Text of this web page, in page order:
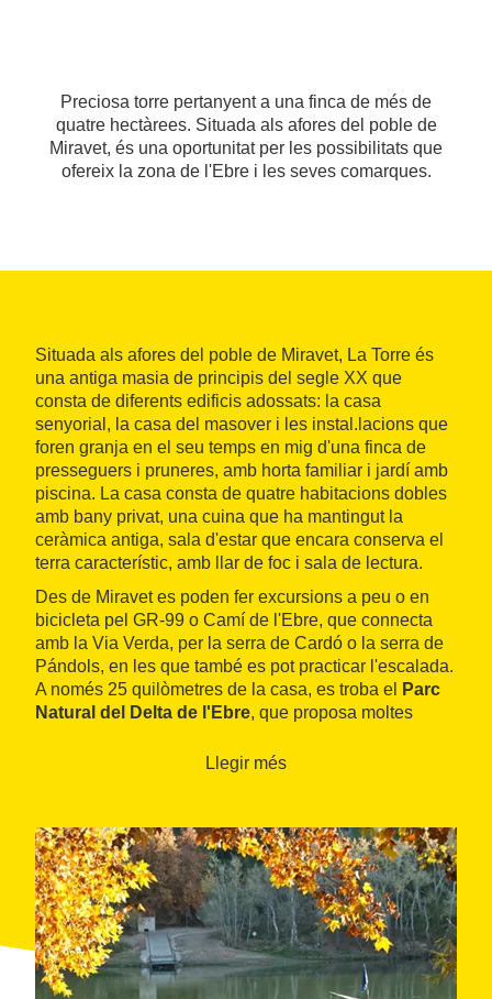
Preciosa torre pertanyent a una finca de més de
quatre hectàrees. Situada als afores del poble de
Miravet, és una oportunitat per les possibilitats que
ofereix la zona de l'Ebre i les seves comarques.
Situada als afores del poble de Miravet, La Torre és
una antiga masia de principis del segle XX que
consta de diferents edificis adossats: la casa
senyorial, la casa del masover i les instal.lacions que
foren granja en el seu temps en mig d'una finca de
presseguers i pruneres, amb horta familiar i jardí amb
piscina. La casa consta de quatre habitacions dobles
amb bany privat, una cuina que ha mantingut la
ceràmica antiga, sala d'estar que encara conserva el
terra característic, amb llar de foc i sala de lectura.
Des de Miravet es poden fer excursions a peu o en
bicicleta pel GR-99 o Camí de l'Ebre, que connecta
amb la Via Verda, per la serra de Cardó o la serra de
Pándols, en les que també es pot practicar l'escalada.
A només 25 quilòmetres de la casa, es troba el
Parc
Natural del Delta de l'Ebre, que proposa moltes
Llegir més